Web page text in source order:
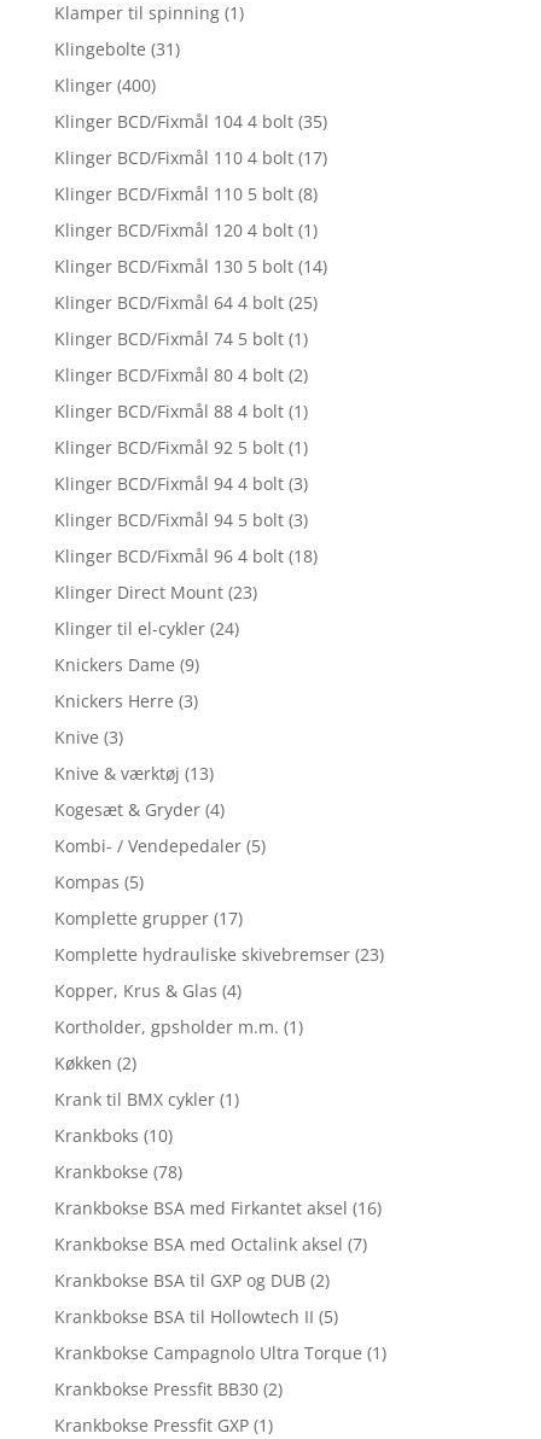
Klamper til spinning (1)
Klingebolte (31)
Klinger (400)
Klinger BCD/Fixmål 104 4 bolt (35)
Klinger BCD/Fixmål 110 4 bolt (17)
Klinger BCD/Fixmål 110 5 bolt (8)
Klinger BCD/Fixmål 120 4 bolt (1)
Klinger BCD/Fixmål 130 5 bolt (14)
Klinger BCD/Fixmål 64 4 bolt (25)
Klinger BCD/Fixmål 74 5 bolt (1)
Klinger BCD/Fixmål 80 4 bolt (2)
Klinger BCD/Fixmål 88 4 bolt (1)
Klinger BCD/Fixmål 92 5 bolt (1)
Klinger BCD/Fixmål 94 4 bolt (3)
Klinger BCD/Fixmål 94 5 bolt (3)
Klinger BCD/Fixmål 96 4 bolt (18)
Klinger Direct Mount (23)
Klinger til el-cykler (24)
Knickers Dame (9)
Knickers Herre (3)
Knive (3)
Knive & værktøj (13)
Kogesæt & Gryder (4)
Kombi- / Vendepedaler (5)
Kompas (5)
Komplette grupper (17)
Komplette hydrauliske skivebremser (23)
Kopper, Krus & Glas (4)
Kortholder, gpsholder m.m. (1)
Køkken (2)
Krank til BMX cykler (1)
Krankboks (10)
Krankbokse (78)
Krankbokse BSA med Firkantet aksel (16)
Krankbokse BSA med Octalink aksel (7)
Krankbokse BSA til GXP og DUB (2)
Krankbokse BSA til Hollowtech II (5)
Krankbokse Campagnolo Ultra Torque (1)
Krankbokse Pressfit BB30 (2)
Krankbokse Pressfit GXP (1)